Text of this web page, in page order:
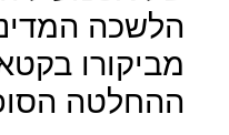
הלשכה
מביקורו
ההחלטה